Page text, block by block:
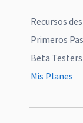
Recursos
Primeros
Beta Testers
Mis Planes